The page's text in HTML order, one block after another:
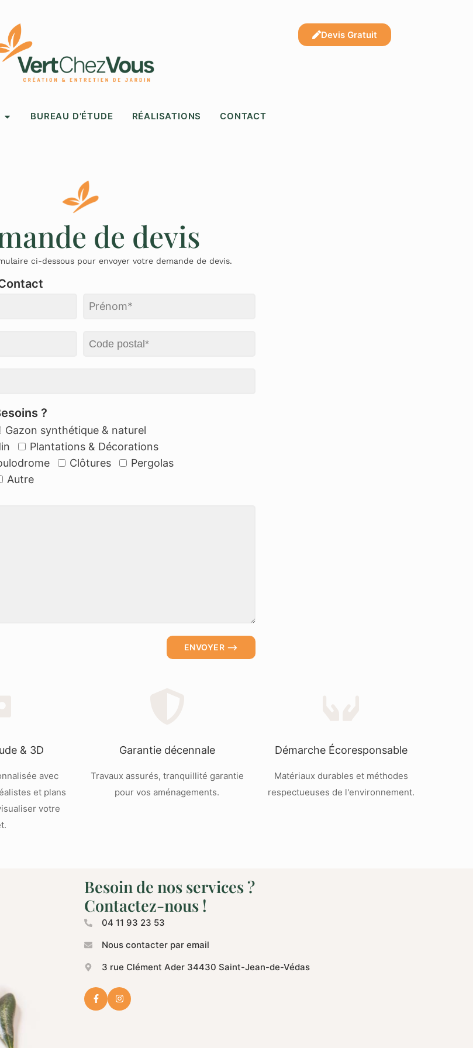
Devis Gratuit
BUREAU D'ÉTUDE RÉALISATIONS CONTACT
de devis
ci-dessous pour envoyer votre demande de devis.
?
Gazon synthétique & naturel
Plantations & Décorations
Clôtures
Pergolas
Autre
ENVOYER ⟶
& 3D
avec
et plans
votre
Garantie décennale
Travaux assurés, tranquillité garantie
pour vos aménagements.
Démarche Écoresponsable
Matériaux durables et méthodes
respectueuses de l'environnement.
Besoin de nos services ?
Contactez-nous !
04 11 93 23 53
Nous contacter par email
3 rue Clément Ader 34430 Saint-Jean-de-Védas